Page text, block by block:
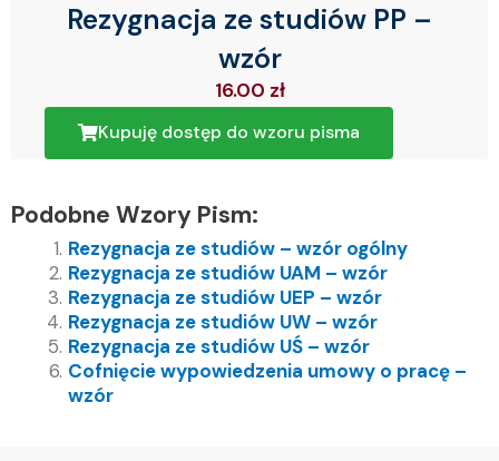
Rezygnacja ze studiów PP –
wzór
16.00 zł
Kupuję dostęp do wzoru pisma
Podobne Wzory Pism:
Rezygnacja ze studiów – wzór ogólny
Rezygnacja ze studiów UAM – wzór
Rezygnacja ze studiów UEP – wzór
Rezygnacja ze studiów UW – wzór
Rezygnacja ze studiów UŚ – wzór
Cofnięcie wypowiedzenia umowy o pracę –
wzór